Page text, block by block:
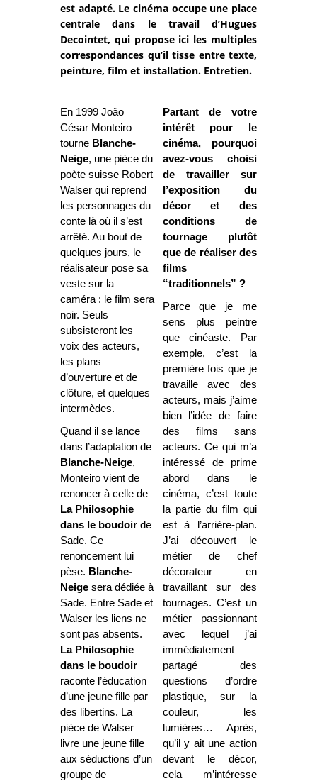
est adapté. Le cinéma occupe une place
centrale dans le travail d’Hugues
Decointet, qui propose ici les multiples
correspondances qu’il tisse entre texte,
peinture, film et installation. Entretien.
En 1999 João
César Monteiro
tourne Blanche-
Neige, une pièce du
poète suisse Robert
Walser qui reprend
les personnages du
conte là où il s’est
arrêté. Au bout de
quelques jours, le
réalisateur pose sa
veste sur la
caméra : le film sera
noir. Seuls
subsisteront les
voix des acteurs,
les plans
d’ouverture et de
clôture, et quelques
intermèdes.
Quand il se lance
dans l’adaptation de
Blanche-Neige,
Monteiro vient de
renoncer à celle de
La Philosophie
dans le boudoir de
Sade. Ce
renoncement lui
pèse. Blanche-
Neige sera dédiée à
Sade. Entre Sade et
Walser les liens ne
sont pas absents.
La Philosophie
dans le boudoir
raconte l’éducation
d’une jeune fille par
des libertins. La
pièce de Walser
livre une jeune fille
aux séductions d’un
groupe de
Partant de votre
intérêt pour le
cinéma, pourquoi
avez-vous choisi
de travailler sur
l’exposition du
décor et des
conditions de
tournage plutôt
que de réaliser des
films
“traditionnels” ?
Parce que je me
sens plus peintre
que cinéaste. Par
exemple, c’est la
première fois que je
travaille avec des
acteurs, mais j’aime
bien l’idée de faire
des films sans
acteurs. Ce qui m’a
intéressé de prime
abord dans le
cinéma, c’est toute
la partie du film qui
est à l’arrière-plan.
J’ai découvert le
métier de chef
décorateur en
travaillant sur des
tournages. C’est un
métier passionnant
avec lequel j’ai
immédiatement
partagé des
questions d’ordre
plastique, sur la
couleur, les
lumières… Après,
qu’il y ait une action
devant le décor,
cela m’intéresse